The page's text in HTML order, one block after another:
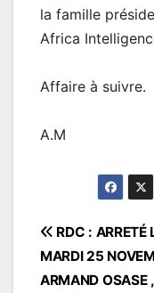
la famille
Africa
Affaire à suivre.
A.M
de
RDC : ARRETÉ
MARDI 25
ARMAND OSASE ,